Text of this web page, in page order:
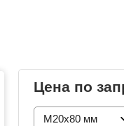
Цена по
M20x80 мм